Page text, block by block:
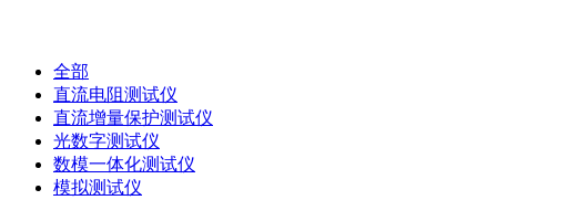
全部
直流电阻测试仪
直流增量保护测试仪
光数字测试仪
数模一体化测试仪
模拟测试仪